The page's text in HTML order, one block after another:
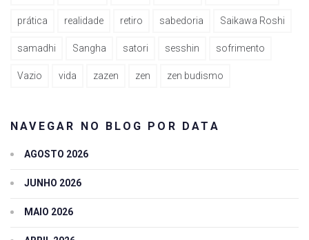
prática realidade retiro sabedoria Saikawa Roshi
samadhi Sangha satori sesshin sofrimento
Vazio vida zazen zen zen budismo
NAVEGAR NO BLOG POR DATA
AGOSTO 2026
JUNHO 2026
MAIO 2026